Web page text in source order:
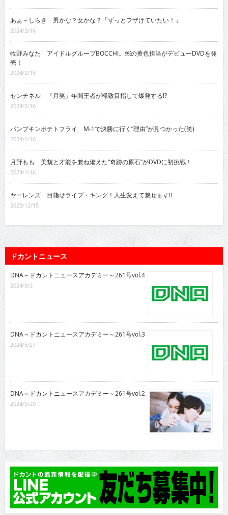
あぁ～しらき 男かな？女かな？「ずっとフザけていたい！」
2024/3/16
牧野みなた アイドルグループBOCCHI。￼の黄色担当がデビューDVDを発
売！
2024/2/16
センチネル 『月笑』年間王者が極致目指して爆発する!?
2024/2/16
パンプキンポテトフライ M-1で決勝に行く“理由”が見つかった(笑)
2024/1/16
月野もも 美貌と才能を兼ね備えた“奇跡の原石”がDVDに初挑戦！
2024/1/16
ヤーレンズ 目指せライブ・キング！人生変えて魅せます!!
2023/12/15
ドカントニュース
DNA～ドカントニュースアカデミー～261号vol.4
2024/6/3
DNA～ドカントニュースアカデミー～261号vol.3
2024/5/27
DNA～ドカントニュースアカデミー～261号vol.2
2024/5/20